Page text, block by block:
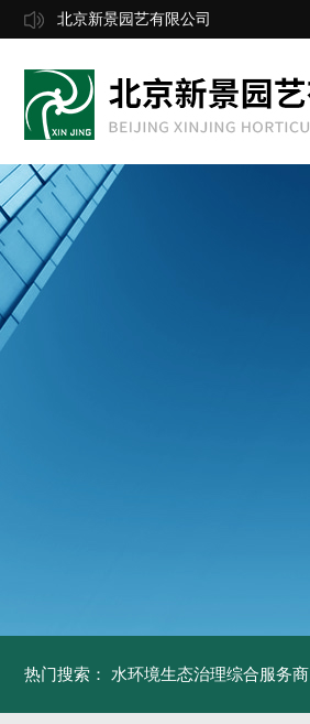
北京新景园艺有限公司
热门搜索： 水环境生态治理综合服务商